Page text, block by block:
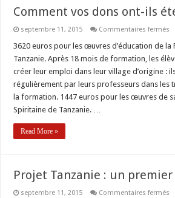
Comment vos dons ont-ils
septembre 11, 2015 Commentaires fermés
3620 euros pour les œuvres d’éducation de la
Tanzanie. Après 18 mois de formation, les
créer leur emploi dans leur village d’origine :
régulièrement par leurs professeurs dans les
la formation. 1447 euros pour les œuvres de
Spiritaine de Tanzanie. …
Read More »
Projet Tanzanie : un
septembre 11, 2015 Commentaires fermés